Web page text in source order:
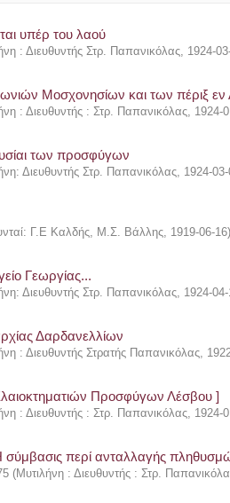
υπέρ του λαού
: Διευθυντής Στρ. Παπανικόλας, 1924-
Μοσχονησίων και των πέριξ εν
: Διευθυντής : Στρ. Παπανικόλας, 1924-
των προσφύγων
Διευθυντής Στρ. Παπανικόλας, 1924-
Γ.Ε Καλδής, Μ.Σ. Βάλλης, 1919-06-16)
Γεωργίας...
Διευθυντής Στρ. Παπανικόλας, 1924-
Δαρδανελλίων
: Διευθυντής Στρατής Παπανικόλας,
Προσφύγων Λέσβου ]
: Διευθυντής : Στρ. Παπανικόλας, 1924-
περί ανταλλαγής
(Μυτιλήνη : Διευθυντής : Στρ.